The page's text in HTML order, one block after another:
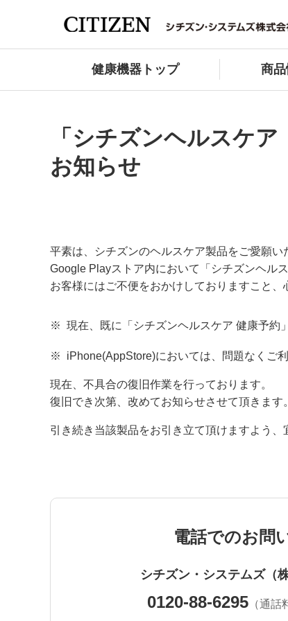
健康機器トップ 商
「シチズンヘルスケ
お知らせ
平素は、シチズンのヘルスケア製品をご愛願い
Google Playストア内において「シチズンヘル
お客様にはご不便をおかけしておりますこと、
※ 現在、既に「シチズンヘルスケア 健康予約
※ iPhone(AppStore)においては、問題なくご
現在、不具合の復旧作業を行っております。
復旧でき次第、改めてお知らせさせて頂きます。
引き続き当該製品をお引き立て頂けますよう、
電話でのお問
シチズン・システムズ（株
0120-88-6295（通話